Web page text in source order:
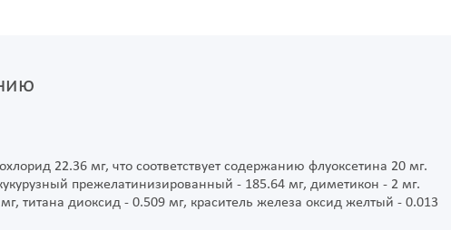
22.36 мг, что соответствует содержанию флуоксетина 20 мг.
прежелатинизированный - 185.64 мг, диметикон - 2 мг.
титана диоксид - 0.509 мг, краситель железа оксид желтый - 0.013